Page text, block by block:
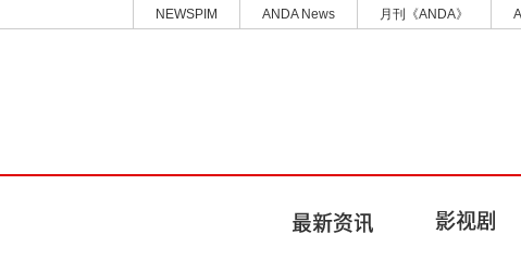
NEWSPIM ANDA News 月刊《ANDA》